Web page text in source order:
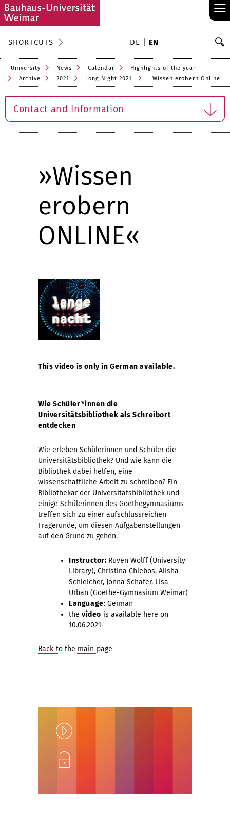
≡
SHORTCUTS DE EN
University News Calendar
Highlights of the year
Archive
2021 Long Night 2021 Wissen erobern Online
Contact and Information
»Wissen
erobern
ONLINE«
This video is only in German available.
Wie Schüler*innen die
Universitätsbibliothek als Schreibort
entdecken
Wie erleben Schülerinnen und Schüler die
Universitätsbibliothek? Und wie kann die
Bibliothek dabei helfen, eine
wissenschaftliche Arbeit zu schreiben? Ein
Bibliothekar der Universitätsbibliothek und
einige Schülerinnen des Goethegymnasiums
treffen sich zu einer aufschlussreichen
Fragerunde, um diesen Aufgabenstellungen
auf den Grund zu gehen.
Instructor: Ruven Wolff (University
Library), Christina Chlebos, Alisha
Schleicher, Jonna Schäfer, Lisa
Urban (Goethe-Gymnasium Weimar)
Language: German
the video is available here on
10.06.2021
Back to the main page
Play
Unlock